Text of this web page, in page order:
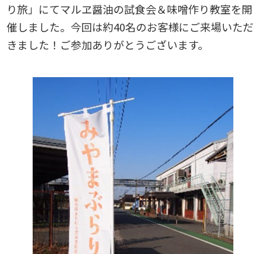
り旅」にてマルヱ醤油の試食会＆味噌作り教室を開
催しました。今回は約40名のお客様にご来場いただ
きました！ご参加ありがとうございます。